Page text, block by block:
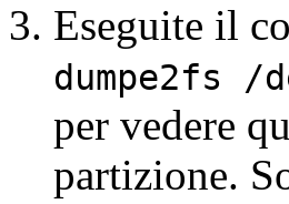
Eseguite il
dumpe2fs /
per vedere
partizione.